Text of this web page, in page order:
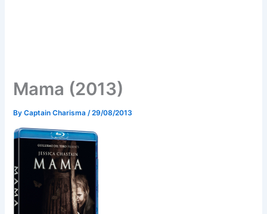
Mama (2013)
ByCaptain Charisma /29/08/2013